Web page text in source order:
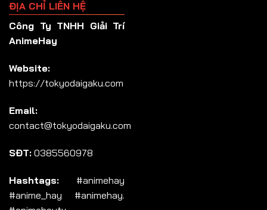
ĐỊA CHỈ LIÊN HỆ
Công Ty TNHH Giải Trí
AnimeHay
Website:
https://tokyodaigaku.com
Email:
contact@tokyodaigaku.com
SĐT: 0385560978
Hashtags: #animehay
#anime_hay #animehay.